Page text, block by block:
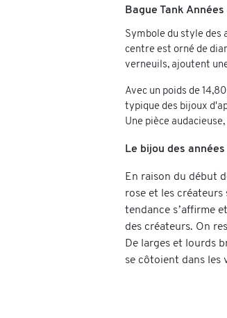
Bague Tank
Symbole du style des
centre est orné de
verneuils, ajoutent
Avec un poids de
typique des bijoux
Une pièce
Le bijou des
En raison du début
rose et les
tendance s’affirme
des créateurs. On
De larges et lourds
se côtoient dans les